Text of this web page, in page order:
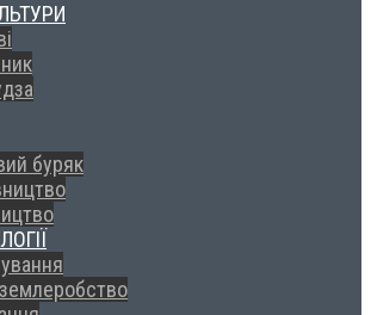
буряк